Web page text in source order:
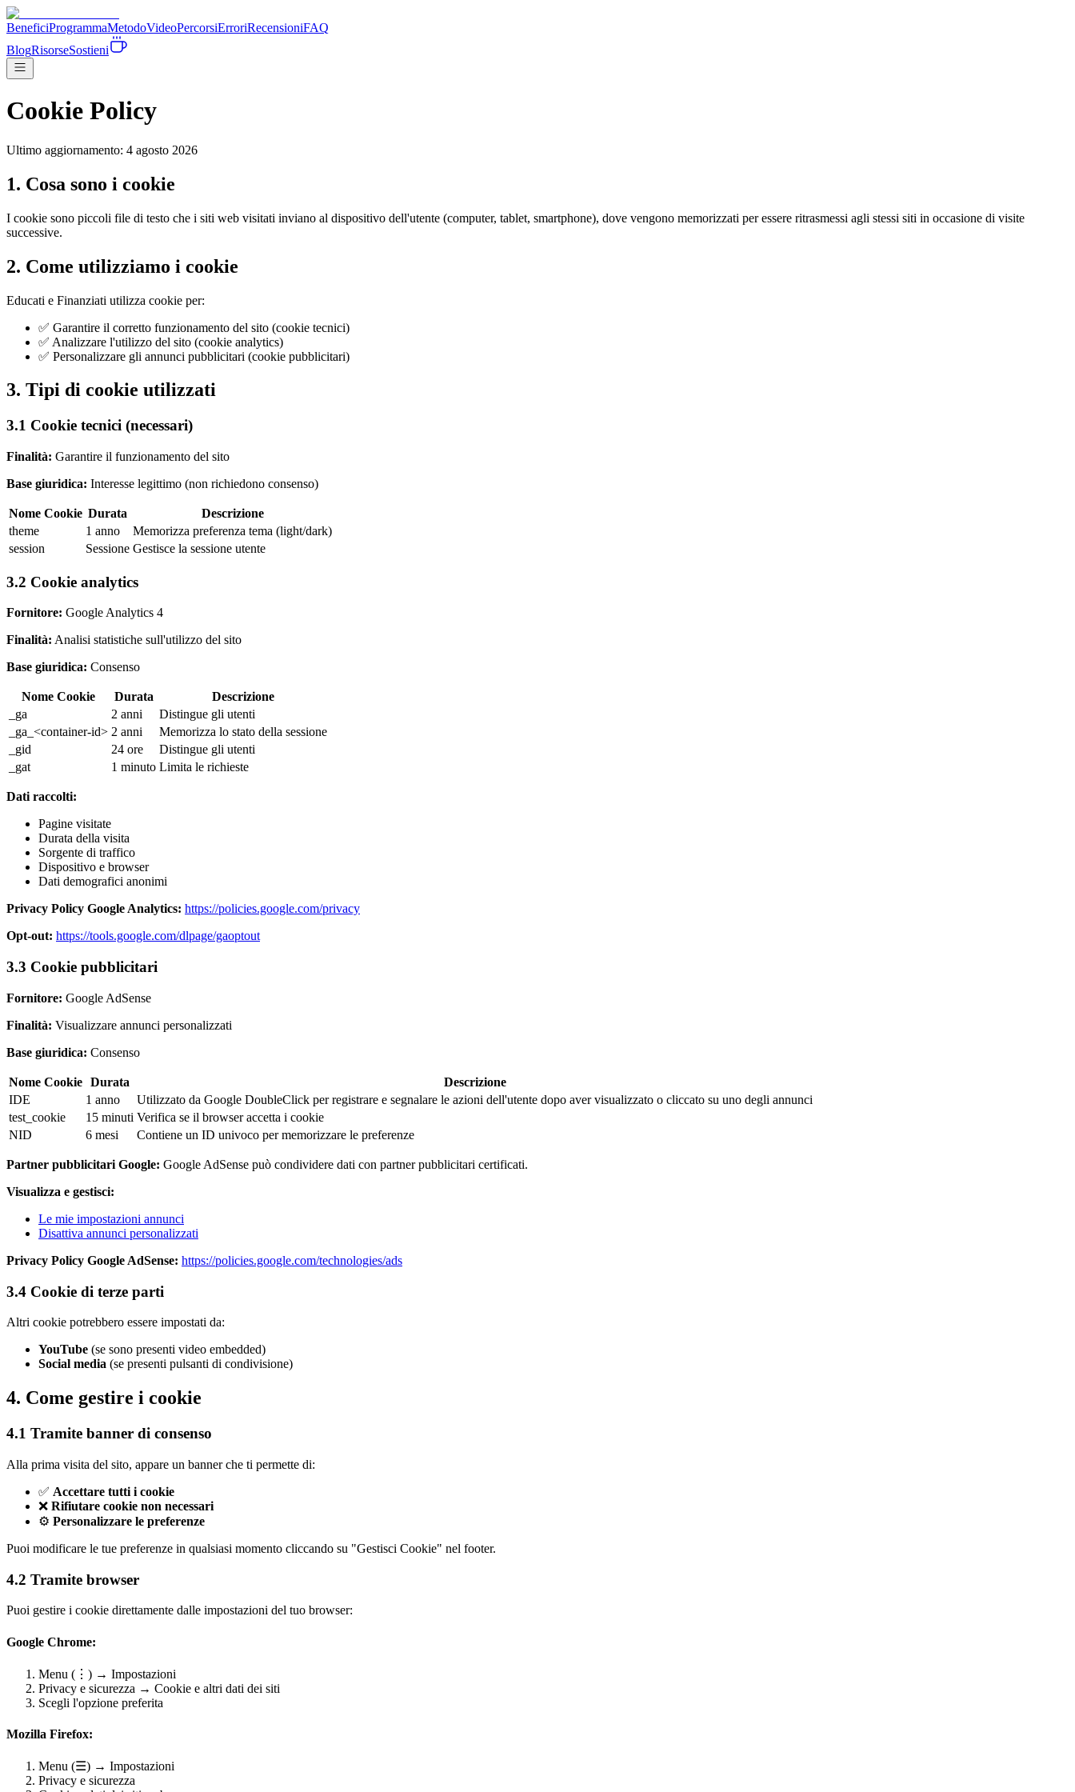
BeneficiProgrammaMetodoVideoPercorsiErroriRecensioniFAQ
BlogRisorseSostieni
Cookie Policy
Ultimo aggiornamento: 4 agosto 2026
1. Cosa sono i cookie
I cookie sono piccoli file di testo che i siti web visitati inviano al dispositivo dell'utente (computer, tablet, smartphone), dove vengono memorizzati per essere ritrasmessi agli stessi siti in occasione di visite
successive.
2. Come utilizziamo i cookie
Educati e Finanziati utilizza cookie per:
✅ Garantire il corretto funzionamento del sito (cookie tecnici)
✅ Analizzare l'utilizzo del sito (cookie analytics)
✅ Personalizzare gli annunci pubblicitari (cookie pubblicitari)
3. Tipi di cookie utilizzati
3.1 Cookie tecnici (necessari)
Finalità: Garantire il funzionamento del sito
Base giuridica: Interesse legittimo (non richiedono consenso)
Nome Cookie Durata
Descrizione
theme
1 anno
Memorizza preferenza tema (light/dark)
session
Sessione Gestisce la sessione utente
3.2 Cookie analytics
Fornitore: Google Analytics 4
Finalità: Analisi statistiche sull'utilizzo del sito
Base giuridica: Consenso
Nome Cookie Durata
Descrizione
_ga
2 anni
Distingue gli utenti
_ga_<container-id> 2 anni
Memorizza lo stato della sessione
_gid
24 ore
Distingue gli utenti
_gat
1 minuto Limita le richieste
Dati raccolti:
Pagine visitate
Durata della visita
Sorgente di traffico
Dispositivo e browser
Dati demografici anonimi
Privacy Policy Google Analytics: https://policies.google.com/privacy
Opt-out: https://tools.google.com/dlpage/gaoptout
3.3 Cookie pubblicitari
Fornitore: Google AdSense
Finalità: Visualizzare annunci personalizzati
Base giuridica: Consenso
Nome Cookie Durata
Descrizione
IDE
1 anno
Utilizzato da Google DoubleClick per registrare e segnalare le azioni dell'utente dopo aver visualizzato o cliccato su uno degli annunci
test_cookie
15 minuti Verifica se il browser accetta i cookie
NID
6 mesi Contiene un ID univoco per memorizzare le preferenze
Partner pubblicitari Google: Google AdSense può condividere dati con partner pubblicitari certificati.
Visualizza e gestisci:
Le mie impostazioni annunci
Disattiva annunci personalizzati
Privacy Policy Google AdSense: https://policies.google.com/technologies/ads
3.4 Cookie di terze parti
Altri cookie potrebbero essere impostati da:
YouTube (se sono presenti video embedded)
Social media (se presenti pulsanti di condivisione)
4. Come gestire i cookie
4.1 Tramite banner di consenso
Alla prima visita del sito, appare un banner che ti permette di:
✅ Accettare tutti i cookie
❌ Rifiutare cookie non necessari
⚙️ Personalizzare le preferenze
Puoi modificare le tue preferenze in qualsiasi momento cliccando su "Gestisci Cookie" nel footer.
4.2 Tramite browser
Puoi gestire i cookie direttamente dalle impostazioni del tuo browser:
Google Chrome:
Menu (⋮) → Impostazioni
Privacy e sicurezza → Cookie e altri dati dei siti
Scegli l'opzione preferita
Mozilla Firefox:
Menu (☰) → Impostazioni
Privacy e sicurezza